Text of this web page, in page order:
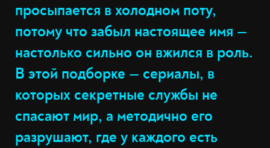
просыпается в холодном поту,
потому что забыл настоящее имя —
настолько сильно он вжился в роль.
В этой подборке — сериалы, в
которых секретные службы не
спасают мир, а методично его
разрушают, где у каждого есть